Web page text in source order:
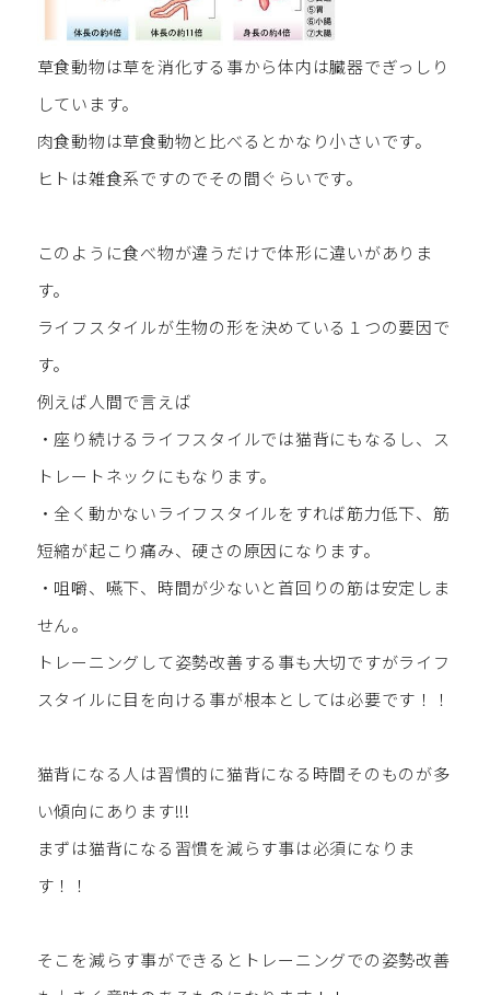
草食動物は草を消化する事から体内は臓器でぎっしり
しています。
肉食動物は草食動物と比べるとかなり小さいです。
ヒトは雑食系ですのでその間ぐらいです。
このように食べ物が違うだけで体形に違いがありま
す。
ライフスタイルが生物の形を決めている１つの要因で
す。
例えば人間で言えば
・座り続けるライフスタイルでは猫背にもなるし、ス
トレートネックにもなります。
・全く動かないライフスタイルをすれば筋力低下、筋
短縮が起こり痛み、硬さの原因になります。
・咀嚼、嚥下、時間が少ないと首回りの筋は安定しま
せん。
トレーニングして姿勢改善する事も大切ですがライフ
スタイルに目を向ける事が根本としては必要です！！
猫背になる人は習慣的に猫背になる時間そのものが多
い傾向にあります!!!
まずは猫背になる習慣を減らす事は必須になりま
す！！
そこを減らす事ができるとトレーニングでの姿勢改善